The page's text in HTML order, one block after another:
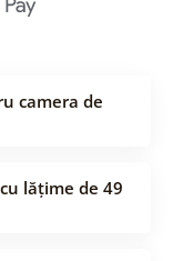
camera de
lățime de 49